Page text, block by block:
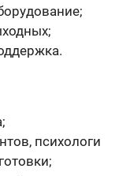
психологи